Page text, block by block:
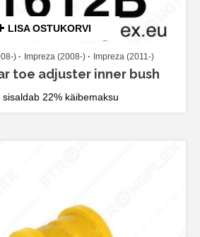
LISA OSTUKORVI
) Impreza (2008-) Impreza (2011-)
toe adjuster inner bush
sisaldab 22% käibemaksu